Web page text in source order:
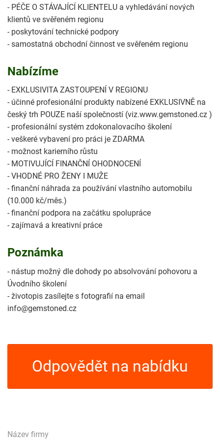
- PÉČE O STÁVAJÍCÍ KLIENTELU a vyhledávání nových
klientů ve svěřeném regionu
- poskytování technické podpory
- samostatná obchodní činnost ve svěřeném regionu
Nabízíme
- EXKLUSIVITA ZASTOUPENÍ V REGIONU
- účinné profesionální produkty nabízené EXKLUSIVNĚ na
český trh POUZE naší společností (viz.www.gemstoned.cz )
- profesionální systém zdokonalovacího školení
- veškeré vybavení pro práci je ZDARMA
- možnost karierního růstu
- MOTIVUJÍCÍ FINANČNÍ OHODNOCENÍ
- VHODNÉ PRO ŽENY I MUŽE
- finanční náhrada za používání vlastního automobilu
(10.000 kč/měs.)
- finanční podpora na začátku spolupráce
- zajímavá a kreativní práce
Poznámka
- nástup možný dle dohody po absolvování pohovoru a
Úvodního školení
- životopis zasílejte s fotografií na email
info@gemstoned.cz
Odpovědět na nabídku
Název firmy